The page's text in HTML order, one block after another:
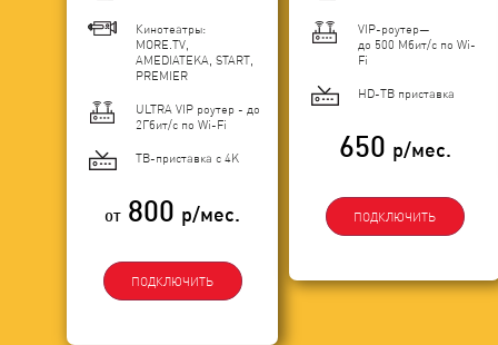
Кинотеатры:
MORE.TV,
AMEDIATEKA, START,
PREMIER
ULTRA VIP роутер - до
2Гбит/c по Wi-Fi
ТВ-приставка с 4K
от 800 р/мес.
ПОДКЛЮЧИТЬ
VIP-роутер—
до 500 Мбит/с по Wi-
Fi
HD-ТВ приставка
650 р/мес.
ПОДКЛЮЧИТЬ